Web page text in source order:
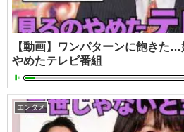
【動画】ワンパターンに飽きた
やめたテレビ番組
エンタメ